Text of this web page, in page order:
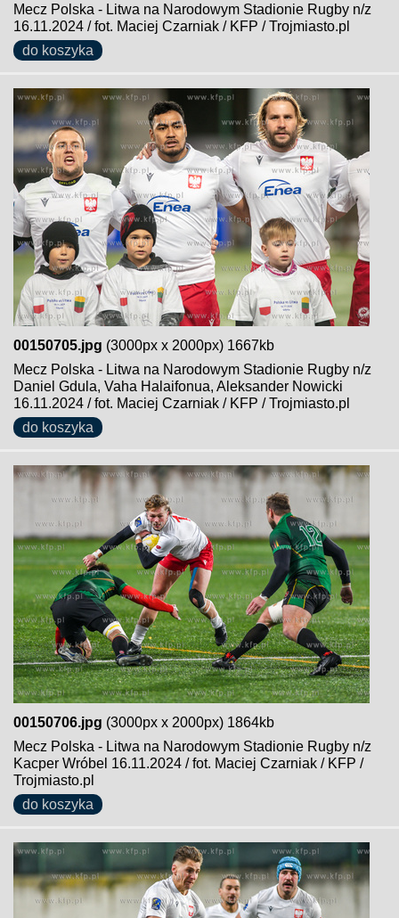
Mecz Polska - Litwa na Narodowym Stadionie Rugby n/z
16.11.2024 / fot. Maciej Czarniak / KFP / Trojmiasto.pl
do koszyka
00150705.jpg (3000px x 2000px) 1667kb
Mecz Polska - Litwa na Narodowym Stadionie Rugby n/z
Daniel Gdula, Vaha Halaifonua, Aleksander Nowicki
16.11.2024 / fot. Maciej Czarniak / KFP / Trojmiasto.pl
do koszyka
00150706.jpg (3000px x 2000px) 1864kb
Mecz Polska - Litwa na Narodowym Stadionie Rugby n/z
Kacper Wróbel 16.11.2024 / fot. Maciej Czarniak / KFP /
Trojmiasto.pl
do koszyka